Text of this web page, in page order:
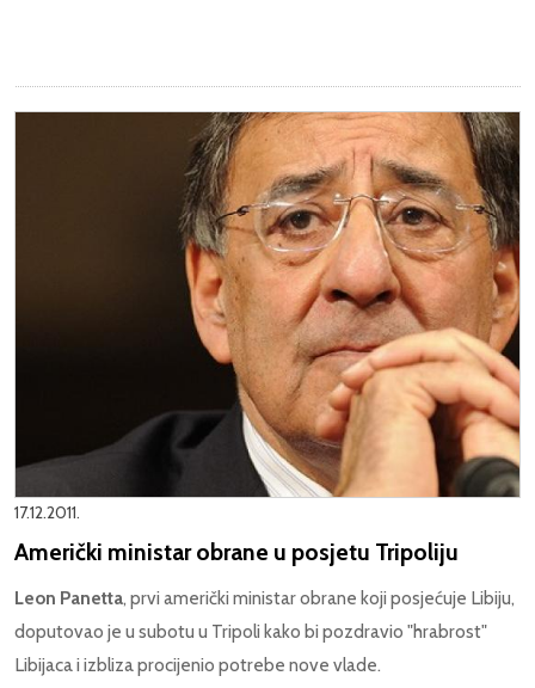
17.12.2011.
Američki ministar obrane u posjetu Tripoliju
Leon Panetta, prvi američki ministar obrane koji posjećuje Libiju,
doputovao je u subotu u Tripoli kako bi pozdravio "hrabrost"
Libijaca i izbliza procijenio potrebe nove vlade.